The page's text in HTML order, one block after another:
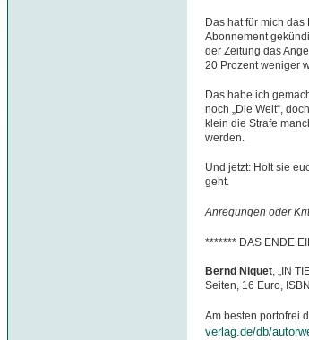
Das hat für mich
Abonnement
der Zeitung das
20 Prozent weniger
Das habe ich
noch „Die Welt“,
klein die Strafe
werden.
Und jetzt: Holt sie
geht.
Anregungen oder
******* DAS ENDE
Bernd Niquet, „IN
Seiten, 16 Euro,
Am besten portofrei
verlag.de/db/